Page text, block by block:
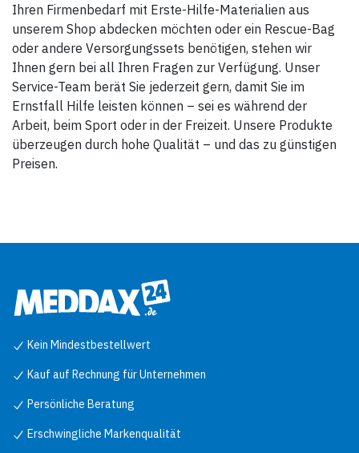
Ihren Firmenbedarf mit Erste-Hilfe-Materialien aus
unserem Shop abdecken möchten oder ein Rescue-Bag
oder andere Versorgungssets benötigen, stehen wir
Ihnen gern bei all Ihren Fragen zur Verfügung. Unser
Service-Team berät Sie jederzeit gern, damit Sie im
Ernstfall Hilfe leisten können – sei es während der
Arbeit, beim Sport oder in der Freizeit. Unsere Produkte
überzeugen durch hohe Qualität – und das zu günstigen
Preisen.
Kein Mindestbestellwert
Kauf auf Rechnung für Unternehmen
Persönliche Beratung
Erschwingliche Markenqualität